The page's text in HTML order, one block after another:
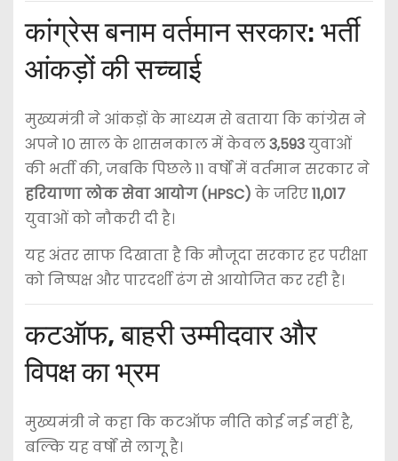
कांग्रेस बनाम वर्तमान सरकार: भर्ती
आंकड़ों की सच्चाई
मुख्यमंत्री ने आंकड़ों के माध्यम से बताया कि कांग्रेस ने
अपने 10 साल के शासनकाल में केवल3,593युवाओं
की भर्ती की, जबकि पिछले 11 वर्षों में वर्तमान सरकार ने
हरियाणा लोक सेवा आयोग (HPSC) के जरिए11,017
युवाओं को नौकरी दी है।
यह अंतर साफ दिखाता है कि मौजूदा सरकार हर परीक्षा
को निष्पक्ष और पारदर्शी ढंग से आयोजित कर रही है।
कटऑफ, बाहरी उम्मीदवार और
विपक्ष का भ्रम
मुख्यमंत्री ने कहा कि कटऑफ नीति कोई नई नहीं है,
बल्कि यह वर्षों से लागू है।